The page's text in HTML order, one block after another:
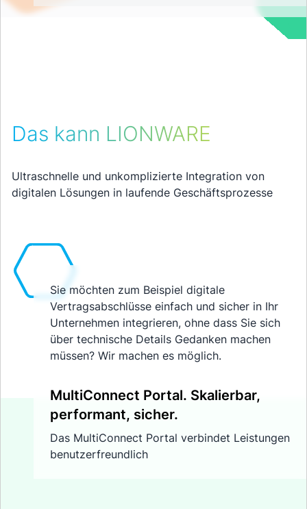
Das kann LIONWARE
Ultraschnelle und unkomplizierte Integration von
digitalen Lösungen in laufende Geschäftsprozesse
Sie möchten zum Beispiel digitale
Vertragsabschlüsse einfach und sicher in Ihr
Unternehmen integrieren, ohne dass Sie sich
über technische Details Gedanken machen
müssen? Wir machen es möglich.
MultiConnect Portal. Skalierbar,
performant, sicher.
Das MultiConnect Portal verbindet Leistungen
benutzerfreundlich